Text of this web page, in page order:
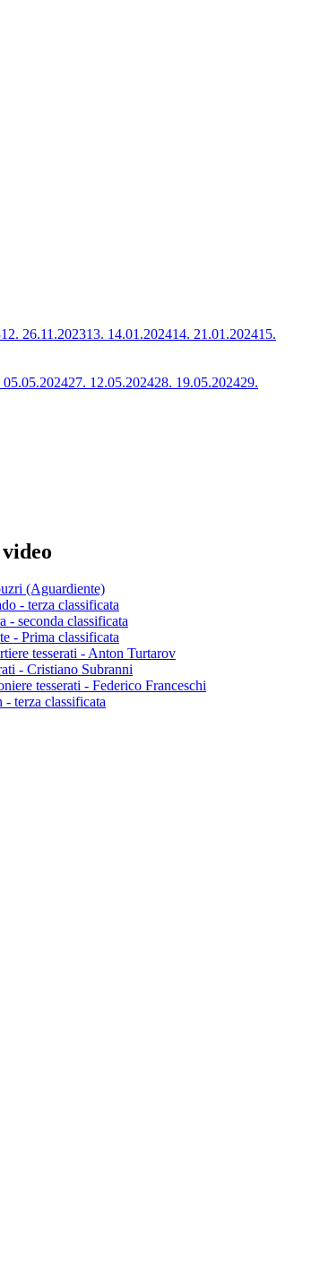
12. 26.11.202313. 14.01.202414. 21.01.202415.
05.05.202427. 12.05.202428. 19.05.202429.
(Aguardiente)
- terza classificata
- seconda classificata
- Prima classificata
tesserati - Anton Turtarov
- Cristiano Subranni
tesserati - Federico Franceschi
terza classificata